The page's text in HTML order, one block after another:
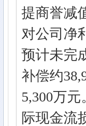
提商誉减
对公司净
预计未完
补偿约
5,300万
际现金流